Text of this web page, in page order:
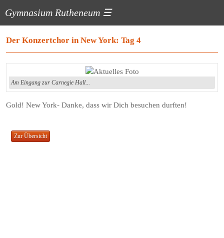
Gymnasium Rutheneum ☰
Der Konzertchor in New York: Tag 4
Am Eingang zur Carnegie Hall...
Gold! New York- Danke, dass wir Dich besuchen durften!